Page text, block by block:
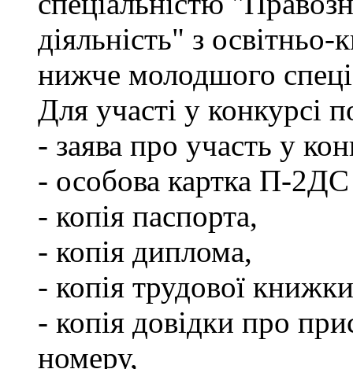
діяльність" з
нижче молодшого
Для участі у конкурсі
- заява про участь у
- особова картка П-
- копія паспорта,
- копія диплома,
- копія трудової
- копія довідки про
номеру,